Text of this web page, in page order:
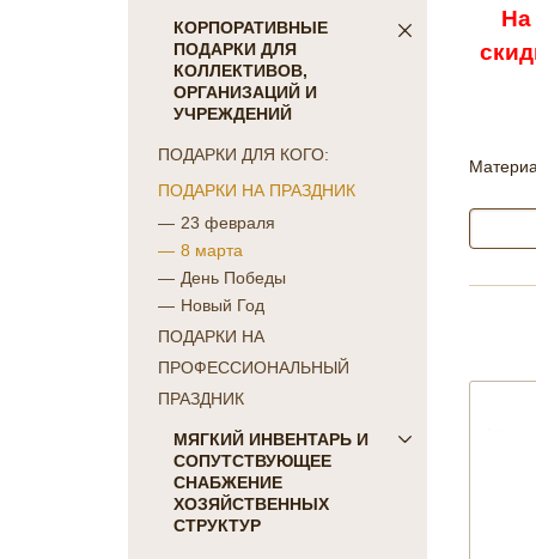
ПОСТЕЛЬНОЕ БЕЛЬЕ
Детское
КПБ Голд Текс
коллекция Сатин-жаккард
коллекция Сатин "COLORS
OF LIFE"
коллекция Батист
"CAMBRAI"
коллекция Бамбук
коллекция Перкаль
коллекция Поплин
коллекция Сатин-жаккард
Отдельные предметы Голд
Текс
КПБ Фланель
Махровые простыни
Отдельные предметы
КОРПОРАТИВНЫЕ
ПОДАРКИ ДЛЯ
КОЛЛЕКТИВОВ,
ОРГАНИЗАЦИЙ И
УЧРЕЖДЕНИЙ
ПОДАРКИ ДЛЯ КОГО:
ПОДАРКИ НА ПРАЗДНИК
23 февраля
8 марта
День Победы
Новый Год
ПОДАРКИ НА
ПРОФЕССИОНАЛЬНЫЙ
ПРАЗДНИК
МЯГКИЙ ИНВЕНТАРЬ И
СОПУТСТВУЮЩЕЕ
СНАБЖЕНИЕ
ХОЗЯЙСТВЕННЫХ
СТРУКТУР
На